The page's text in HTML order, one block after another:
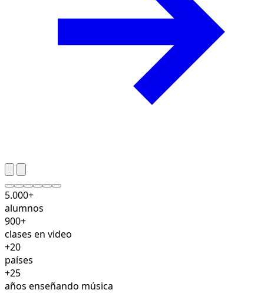
5.000+
alumnos
900+
clases en video
+20
países
+25
años enseñando música